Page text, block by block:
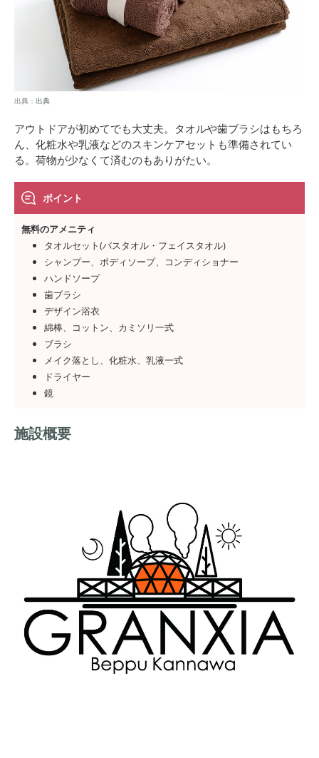
出典： 出典
アウトドアが初めてでも大丈夫。タオルや歯ブラシはもちろ
ん、化粧水や乳液などのスキンケアセットも準備されてい
る。荷物が少なくて済むのもありがたい。
ポイント
無料のアメニティ
タオルセット(バスタオル・フェイスタオル)
シャンプー、ボディソープ、コンディショナー
ハンドソープ
歯ブラシ
デザイン浴衣
綿棒、コットン、カミソリ一式
ブラシ
メイク落とし、化粧水、乳液一式
ドライヤー
鏡
施設概要